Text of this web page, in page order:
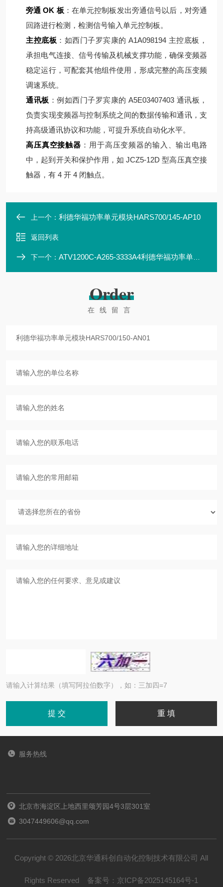
旁通 OK 板 ：在单元控制板发出旁通信号以后，对旁通
回路进行检测，检测信号输入单元控制板。
主控底板 ：如西门子罗宾康的 A1A098194 主控底板，
承担电气连接、信号传输及机械支撑功能，确保变频器
稳定运行，可配套其他组件使用，形成完整的高压变频
调速系统。
通讯板 ：例如西门子罗宾康的 A5E03407403 通讯板，
负责实现变频器与控制系统之间的数据传输和通讯，支
持高级通讯协议和功能，可提升系统自动化水平。
高压真空接触器 ：用于高压变频器的输入、输出电路
中，起到开关和保护作用，如 JCZ5-12D 型高压真空接
触器，有 4 开 4 闭触点。
上一个： 利德华福功率单元模块HARS700/145-AP10
返回列表
下一个： ATV1200C-A265-3333A4利德华福功率单元模块HARS700/150-AP10
Order
在线留言
请输入计算结果（填写阿拉伯数字），如：三加四=7
服务热线
北京市海淀区上地西里颂芳园4号3层301室
3047449606@qq.com
Copyright © 2026北京华通科创自动化控制技术有限公司 All
Rights Reserved 备案号： 京ICP备2025145164号-1